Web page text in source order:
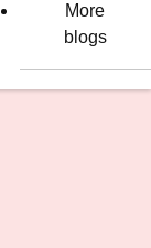
More
blogs